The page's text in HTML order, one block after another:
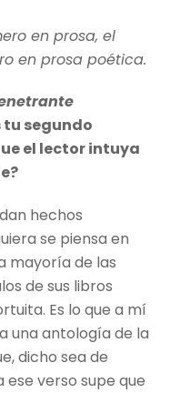
en prosa, el
en prosa poética.
tu segundo
el lector intuya
hechos
se piensa en
mayoría de las
de sus libros
Es lo que a mí
una antología de la
dicho sea de
verso supe que